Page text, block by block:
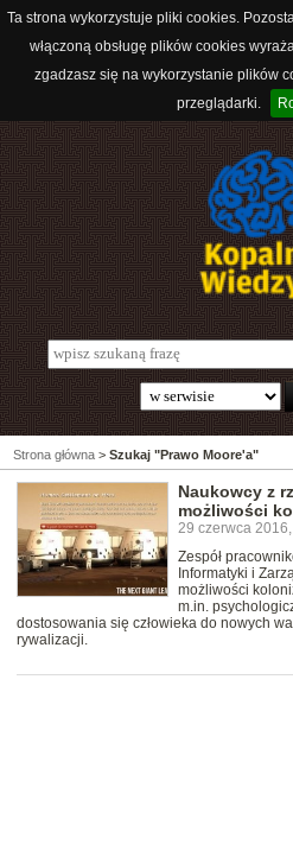
Ta strona wykorzystuje pliki cookies.
włączoną obsługę plików cookies
zgadzasz się na wykorzystanie plików
przeglądarki.
Strona główna > Szukaj "Prawo Moore'a"
Naukowcy z
możliwości
29 czerwca
Zespół
Informatyki i
możliwości
m.in.
dostosowania się człowieka do nowych
rywalizacji.